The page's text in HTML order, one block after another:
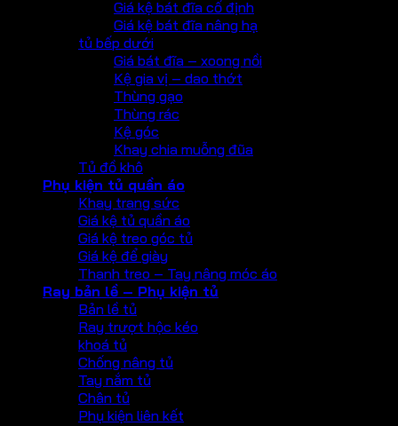
Giá kệ bát đĩa cố định
Giá kệ bát đĩa nâng hạ
tủ bếp dưới
Giá bát đĩa – xoong nồi
Kệ gia vị – dao thớt
Thùng gạo
Thùng rác
Kệ góc
Khay chia muỗng đũa
Tủ đồ khô
Phụ kiện tủ quần áo
Khay trang sức
Giá kệ tủ quần áo
Giá kệ treo góc tủ
Giá kệ để giày
Thanh treo – Tay nâng móc áo
Ray bản lề – Phụ kiện tủ
Bản lề tủ
Ray trượt hộc kéo
khoá tủ
Chống nâng tủ
Tay nắm tủ
Chân tủ
Phụ kiện liên kết